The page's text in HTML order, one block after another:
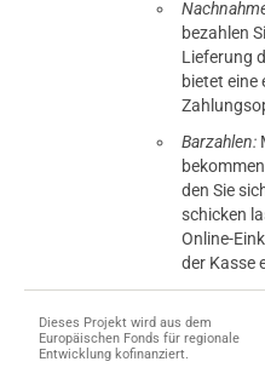
bezahlen
Lieferung
bietet eine
Barzahlen:
den Sie
schicken
Online-
der Kasse
Dieses Projekt wird aus dem
Europäischen Fonds für regionale
Entwicklung kofinanziert.